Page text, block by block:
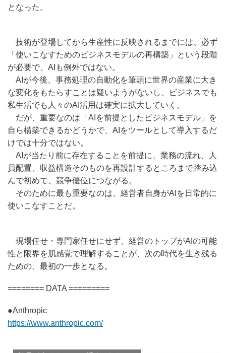
となった。
技術が登場してから生産性に反映されるまでには、必ず
「使いこなすためのビジネスモデルの再構築」という段階
が必要で、AIも例外ではない。
AIが今後、事務処理の自動化を筆頭に世界の産業に大き
な変化をもたらすことは疑いようがないし、ビジネスでも
私生活でも人々のAI活用は確実に拡大していく。
だが、重要なのは「AIを前提としたビジネスモデル」を
自ら構築できるかどうかで、AIをツールとして導入するだ
けでは十分ではない。
AIが当たり前に存在することを前提に、業務の流れ、人
員配置、収益構造そのものを再設計するところまで踏み込
んで初めて、競争優位につながる。
そのために最も重要なのは、経営者自身がAIを日常的に
使いこなすことだ。
現場任せ・専門家任せにせず、経営のトップがAIの可能
性と限界を肌感覚で理解することが、次の時代を生き残る
ための、最初の一歩となる。
======== DATA =========
●Anthropic
https://www.anthropic.com/